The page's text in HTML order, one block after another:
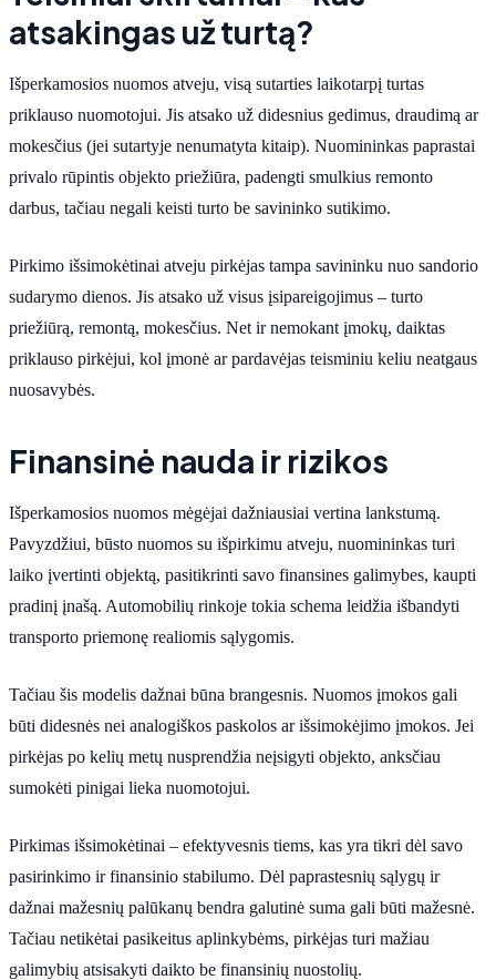
atsakingas už turtą?
Išperkamosios nuomos atveju, visą sutarties laikotarpį turtas
priklauso nuomotojui. Jis atsako už didesnius gedimus, draudimą ar
mokesčius (jei sutartyje nenumatyta kitaip). Nuomininkas paprastai
privalo rūpintis objekto priežiūra, padengti smulkius remonto
darbus, tačiau negali keisti turto be savininko sutikimo.
Pirkimo išsimokėtinai atveju pirkėjas tampa savininku nuo sandorio
sudarymo dienos. Jis atsako už visus įsipareigojimus – turto
priežiūrą, remontą, mokesčius. Net ir nemokant įmokų, daiktas
priklauso pirkėjui, kol įmonė ar pardavėjas teisminiu keliu neatgaus
nuosavybės.
Finansinė nauda ir rizikos
Išperkamosios nuomos mėgėjai dažniausiai vertina lankstumą.
Pavyzdžiui, būsto nuomos su išpirkimu atveju, nuomininkas turi
laiko įvertinti objektą, pasitikrinti savo finansines galimybes, kaupti
pradinį įnašą. Automobilių rinkoje tokia schema leidžia išbandyti
transporto priemonę realiomis sąlygomis.
Tačiau šis modelis dažnai būna brangesnis. Nuomos įmokos gali
būti didesnės nei analogiškos paskolos ar išsimokėjimo įmokos. Jei
pirkėjas po kelių metų nusprendžia neįsigyti objekto, anksčiau
sumokėti pinigai lieka nuomotojui.
Pirkimas išsimokėtinai – efektyvesnis tiems, kas yra tikri dėl savo
pasirinkimo ir finansinio stabilumo. Dėl paprastesnių sąlygų ir
dažnai mažesnių palūkanų bendra galutinė suma gali būti mažesnė.
Tačiau netikėtai pasikeitus aplinkybėms, pirkėjas turi mažiau
galimybių atsisakyti daikto be finansinių nuostolių.